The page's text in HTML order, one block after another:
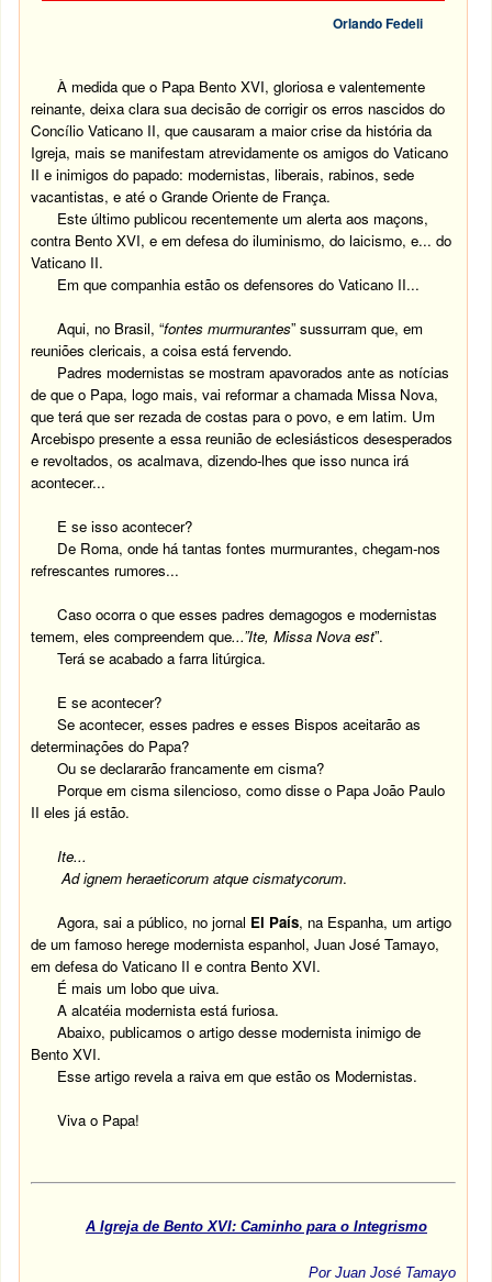
Orlando Fedeli
À medida que o Papa Bento XVI, gloriosa e valentemente
reinante, deixa clara sua decisão de corrigir os erros nascidos do
Concílio Vaticano II, que causaram a maior crise da história da
Igreja, mais se manifestam atrevidamente os amigos do Vaticano
II e inimigos do papado: modernistas, liberais, rabinos, sede
vacantistas, e até o Grande Oriente de França.
Este último publicou recentemente um alerta aos maçons,
contra Bento XVI, e em defesa do iluminismo, do laicismo, e... do
Vaticano II.
Em que companhia estão os defensores do Vaticano II...
Aqui, no Brasil, “fontes murmurantes” sussurram que, em
reuniões clericais, a coisa está fervendo.
Padres modernistas se mostram apavorados ante as notícias
de que o Papa, logo mais, vai reformar a chamada Missa Nova,
que terá que ser rezada de costas para o povo, e em latim. Um
Arcebispo presente a essa reunião de eclesiásticos desesperados
e revoltados, os acalmava, dizendo-lhes que isso nunca irá
acontecer...
E se isso acontecer?
De Roma, onde há tantas fontes murmurantes, chegam-nos
refrescantes rumores...
Caso ocorra o que esses padres demagogos e modernistas
temem, eles compreendem que...”Ite, Missa Nova est”.
Terá se acabado a farra litúrgica.
E se acontecer?
Se acontecer, esses padres e esses Bispos aceitarão as
determinações do Papa?
Ou se declararão francamente em cisma?
Porque em cisma silencioso, como disse o Papa João Paulo
II eles já estão.
Ite...
Ad ignem heraeticorum atque cismatycorum.
Agora, sai a público, no jornal El País, na Espanha, um artigo
de um famoso herege modernista espanhol, Juan José Tamayo,
em defesa do Vaticano II e contra Bento XVI.
É mais um lobo que uiva.
A alcatéia modernista está furiosa.
Abaixo, publicamos o artigo desse modernista inimigo de
Bento XVI.
Esse artigo revela a raiva em que estão os Modernistas.
Viva o Papa!
A Igreja de Bento XVI: Caminho para o Integrismo
Por Juan José Tamayo